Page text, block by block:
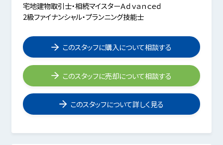
宅地建物取引士・相続マイスターＡｄｖａｎｃｅｄ
2級ファイナンシャル・プランニング技能士
このスタッフに購入について相談する
このスタッフに売却について相談する
このスタッフについて詳しく見る